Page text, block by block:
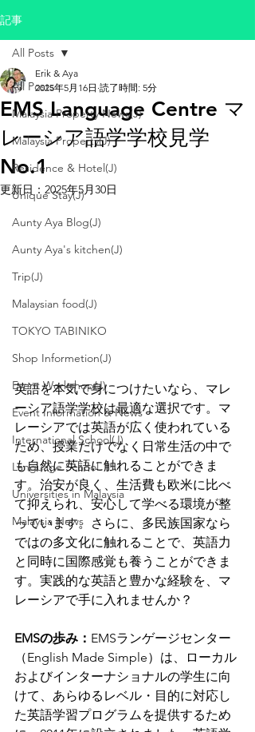
記事
All Posts
Malaysia Property News(J)
Malaysia Property(J)
Residence & Hotel(J)
Unique Stay(J)
Aunty Aya Blog(J)
Aunty Aya's kitchen(J)
Trip(J)
Malaysian food(J)
TOKYO TABINIKO
Shop Informetion(J)
Event Workshop(J)
Event Information & News
International School(J)
Language School
Universities in Malaysia
Malaysia News
All Posts
EMS Language Centre マ
レーシア語学学校見学
No.1
Erik & Aya
2025年5月16日 読了時間: 5分
更新日： 2025年5月30日
英語を本気で身につけたいなら、マレ
ーシア語学学校は最適な選択です。マ
レーシアでは英語が広く使われている
ため、授業だけでなく日常生活の中で
も自然に英語に触れることができま
す。治安が良く、生活費も欧米に比べ
て抑えられ、安心して学べる環境が整
っています。さらに、多民族国家なら
ではの多文化に触れることで、英語力
と同時に国際感覚も養うことができま
す。実践的な英語と豊かな経験を、マ
レーシアで手に入れませんか？
EMSの歩み： EMSランゲージセンター
（English Made Simple）は、ローカル
およびインターナショナルの学生に向
けて、あらゆるレベル・目的に対応し
た英語学習プログラムを提供するため